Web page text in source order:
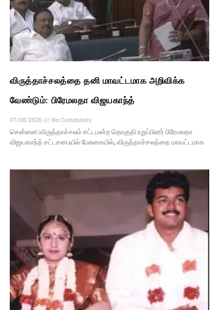
விருத்தாச்சலத்தை தனி மாவட்டமாக அறிவிக்க
வேண்டும்: பிரேமலதா விஜயகாந்த்
07/08/2026
No Comments
சென்னை:விருத்தாச்சலம் சட்டமன்ற தொகுதி உறுப்பினர் பிரேமலதா
விஜயகாந்த் சட்டசபையில் பேசுகையில், விருத்தாச்சலத்தை மாவட்டமாக